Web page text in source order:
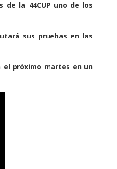
de la 44CUP uno de los
sus pruebas en las
el próximo martes en un